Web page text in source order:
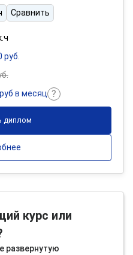
Сравнить
руб.
в месяц
диплом
курс или
развернутую